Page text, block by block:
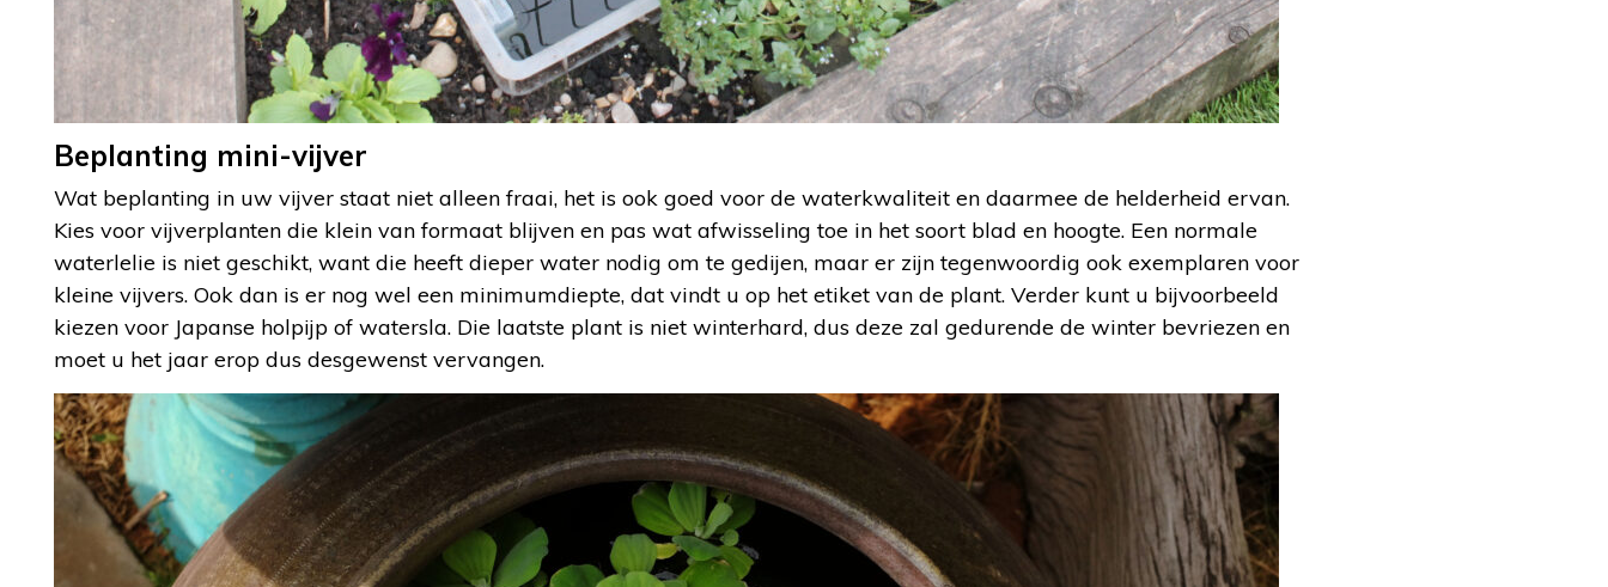
Beplanting mini-vijver
Wat beplanting in uw vijver staat niet alleen fraai, het is ook goed voor de waterkwaliteit en daarmee de helderheid ervan.
Kies voor vijverplanten die klein van formaat blijven en pas wat afwisseling toe in het soort blad en hoogte. Een normale
waterlelie is niet geschikt, want die heeft dieper water nodig om te gedijen, maar er zijn tegenwoordig ook exemplaren voor
kleine vijvers. Ook dan is er nog wel een minimumdiepte, dat vindt u op het etiket van de plant. Verder kunt u bijvoorbeeld
kiezen voor Japanse holpijp of watersla. Die laatste plant is niet winterhard, dus deze zal gedurende de winter bevriezen en
moet u het jaar erop dus desgewenst vervangen.